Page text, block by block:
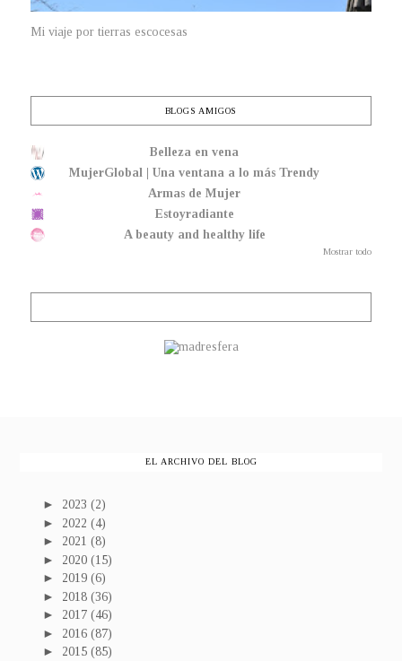
Mi viaje por tierras escocesas
BLOGS AMIGOS
Belleza en vena
MujerGlobal | Una ventana a lo más Trendy
Armas de Mujer
Estoyradiante
A beauty and healthy life
Mostrar todo
EL ARCHIVO DEL BLOG
► 2023 (2)
► 2022 (4)
► 2021 (8)
► 2020 (15)
► 2019 (6)
► 2018 (36)
► 2017 (46)
► 2016 (87)
► 2015 (85)